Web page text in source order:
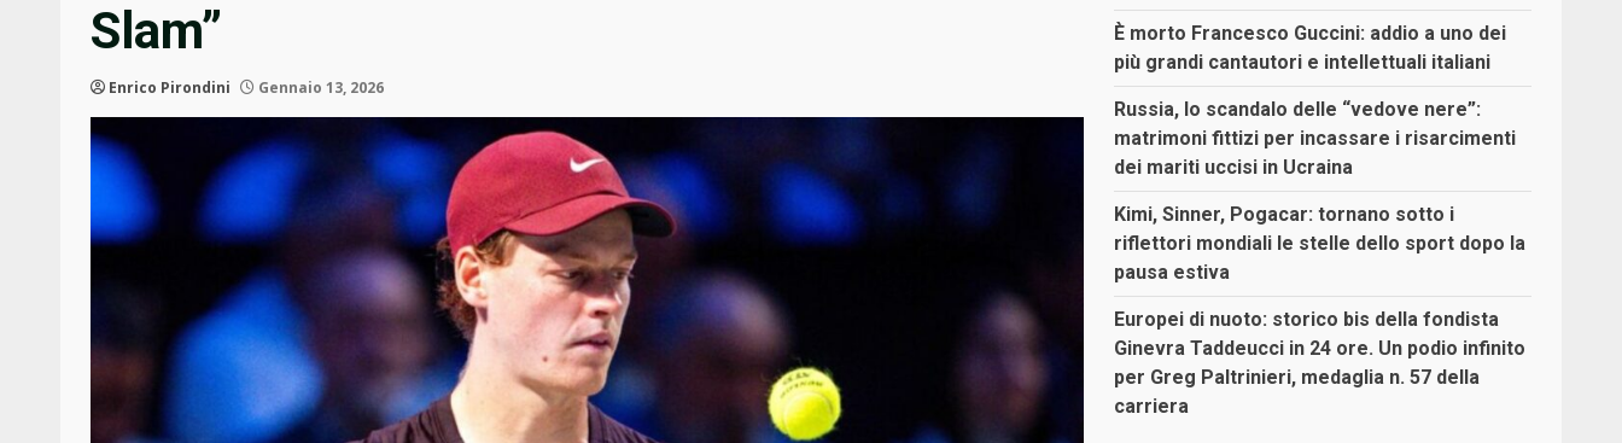
Slam”
Enrico Pirondini Gennaio 13, 2026
È morto Francesco Guccini: addio a uno dei
più grandi cantautori e intellettuali italiani
Russia, lo scandalo delle “vedove nere”:
matrimoni fittizi per incassare i risarcimenti
dei mariti uccisi in Ucraina
Kimi, Sinner, Pogacar: tornano sotto i
riflettori mondiali le stelle dello sport dopo la
pausa estiva
Europei di nuoto: storico bis della fondista
Ginevra Taddeucci in 24 ore. Un podio infinito
per Greg Paltrinieri, medaglia n. 57 della
carriera